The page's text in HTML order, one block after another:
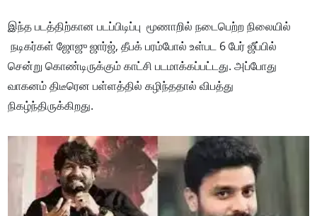
இந்த படத்திற்கான படப்பிடிப்பு மூணாறில் நடைபெற்ற நிலையில்
நடிகர்கள் ஜோஜு ஜார்ஜ், தீபக் பரம்போல் உள்பட 6 பேர் ஜீப்பில்
சென்று கொண்டிருக்கும் காட்சி படமாக்கப்பட்டது. அப்போது
வாகனம் திடீரென பள்ளத்தில் கழிந்ததால் விபத்து
நிகழ்ந்திருக்கிறது.